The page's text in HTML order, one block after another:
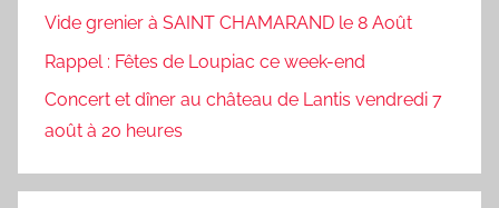
Vide grenier à SAINT CHAMARAND le 8 Août
Rappel : Fêtes de Loupiac ce week-end
Concert et dîner au château de Lantis vendredi 7
août à 20 heures